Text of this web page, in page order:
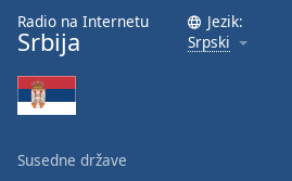
Radio na Internetu
Srbija
Jezik:
Srpski
Susedne države